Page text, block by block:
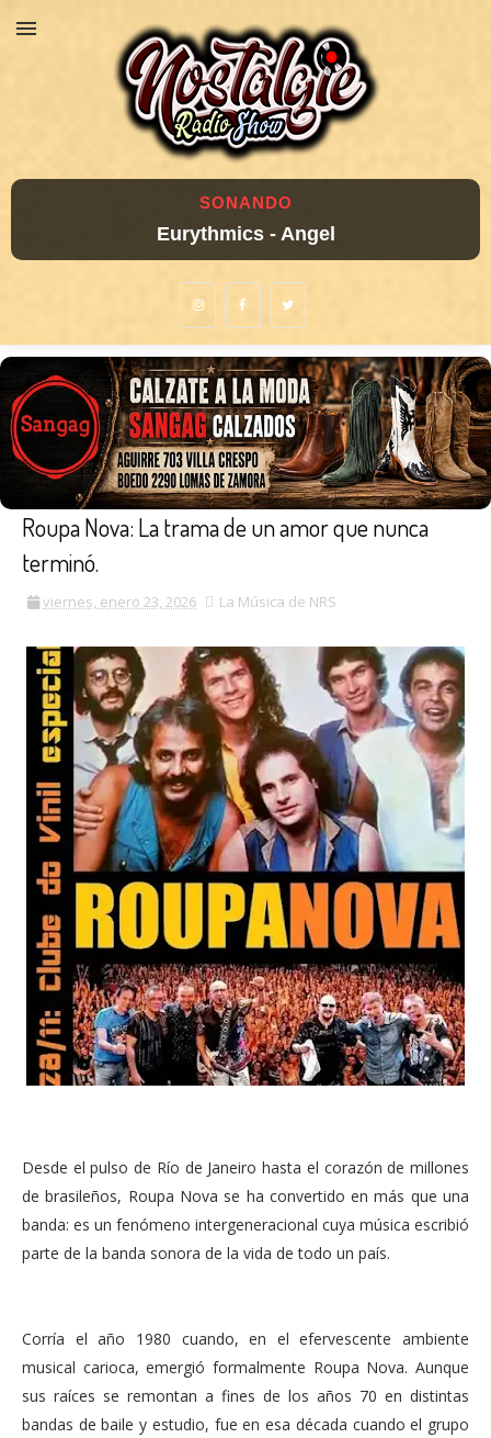
SONANDO
Eurythmics - Angel
Roupa Nova: La trama de un amor que nunca
terminó.
viernes, enero 23, 2026 La Música de NRS
Desde el pulso de Río de Janeiro hasta el corazón de millones
de brasileños, Roupa Nova se ha convertido en más que una
banda: es un fenómeno intergeneracional cuya música escribió
parte de la banda sonora de la vida de todo un país.
Corría el año 1980 cuando, en el efervescente ambiente
musical carioca, emergió formalmente Roupa Nova. Aunque
sus raíces se remontan a fines de los años 70 en distintas
bandas de baile y estudio, fue en esa década cuando el grupo